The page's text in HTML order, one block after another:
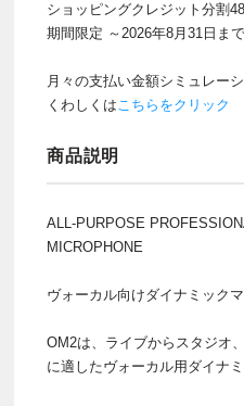
ショッピングクレジット分割
期間限定 ～2026年8月31日まで
月々の支払い金額シミュレー
くわしくはこちらをクリック
商品説明
ALL-PURPOSE
MICROPHONE
ヴォーカル向けダイナミックマ
OM2は、ライブからスタジオ
に適したヴォーカル用ダイナ